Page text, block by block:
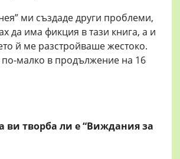
ми създаде други проблеми,
да има фикция в тази книга, а и
й ме разстройваше жестоко.
малко в продължение на 16
ви творба ли е “Виждания за